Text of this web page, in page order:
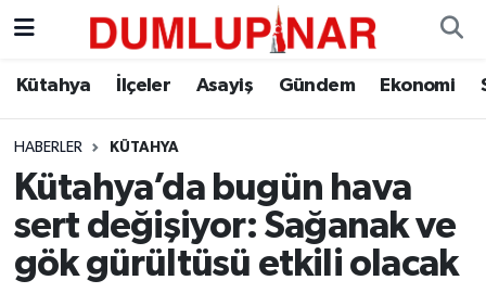
Kütahya İlçeler Asayiş Gündem Ekonomi
HABERLER KÜTAHYA
Kütahya’da bugün hava
sert değişiyor: Sağanak ve
gök gürültüsü etkili olacak
Asayiş
Diğer
Dünya
Eğitim
Kütahya Hava Durumu
Kütahya Trafik Yoğunluk Haritası
Süper Lig Puan Durumu ve Fikstür
Tüm Manşetler